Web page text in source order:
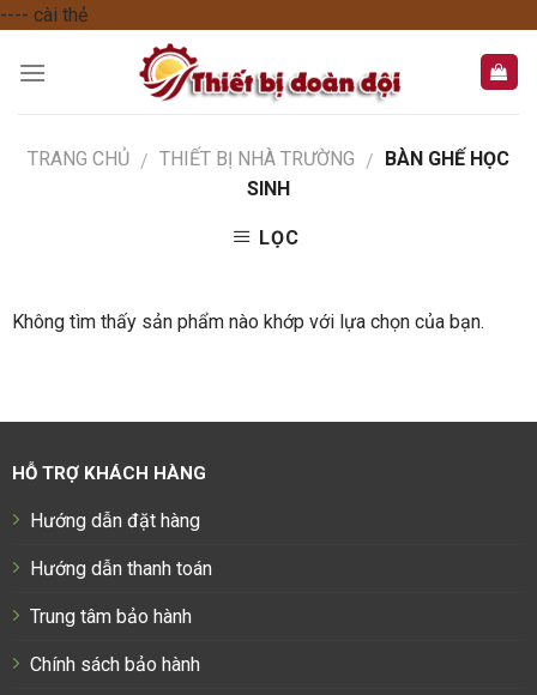
---- cài thẻ
content
TRANG CHỦ / THIẾT BỊ NHÀ TRƯỜNG / BÀN GHẾ HỌC
SINH
LỌC
Không tìm thấy sản phẩm nào khớp với lựa chọn của bạn.
HỖ TRỢ KHÁCH HÀNG
Hướng dẫn đặt hàng
Hướng dẫn thanh toán
Trung tâm bảo hành
Chính sách bảo hành